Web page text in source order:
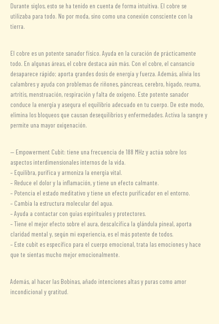
Durante siglos, esto se ha tenido en cuenta de forma intuitiva. El cobre se
utilizaba para todo. No por moda, sino como una conexión consciente con la
tierra.
El cobre es un potente sanador físico. Ayuda en la curación de prácticamente
todo. En algunas áreas, el cobre destaca aún más. Con el cobre, el cansancio
desaparece rápido; aporta grandes dosis de energía y fuerza. Además, alivia los
calambres y ayuda con problemas de riñones, páncreas, cerebro, hígado, reuma,
artritis, menstruación, respiración y falta de oxígeno. Este potente sanador
conduce la energía y asegura el equilibrio adecuado en tu cuerpo. De este modo,
elimina los bloqueos que causan desequilibrios y enfermedades. Activa la sangre y
permite una mayor oxigenación.
— Empowerment Cubit: tiene una frecuencia de 188 MHz y actúa sobre los
aspectos interdimensionales internos de la vida.
– Equilibra, purifica y armoniza la energía vital.
– Reduce el dolor y la inflamación, y tiene un efecto calmante.
– Potencia el estado meditativo y tiene un efecto purificador en el entorno.
– Cambia la estructura molecular del agua.
– Ayuda a contactar con guías espirituales y protectores.
– Tiene el mejor efecto sobre el aura, descalcifica la glándula pineal, aporta
claridad mental y, según mi experiencia, es el más potente de todos.
– Este cubit es específico para el cuerpo emocional, trata las emociones y hace
que te sientas mucho mejor emocionalmente.
Además, al hacer las Bobinas, añado intenciones altas y puras como amor
incondicional y gratitud.